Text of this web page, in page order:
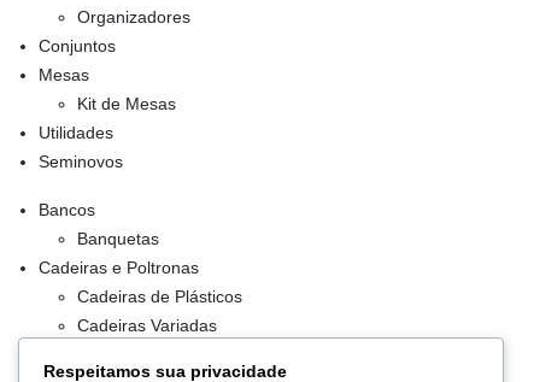
Organizadores
Conjuntos
Mesas
Kit de Mesas
Utilidades
Seminovos
Bancos
Banquetas
Cadeiras e Poltronas
Cadeiras de Plásticos
Cadeiras Variadas
Respeitamos sua privacidade